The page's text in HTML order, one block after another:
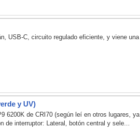
USB-C, circuito regulado eficiente, y viene
y UV)
6200K de CRI70 (según leí en otros lugares,
de interruptor: Lateral, botón central y sele...